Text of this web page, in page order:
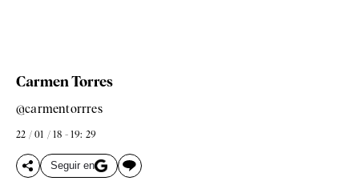
Carmen Torres
@carmentorrres
22 / 01 / 18 - 19: 29
Seguir en